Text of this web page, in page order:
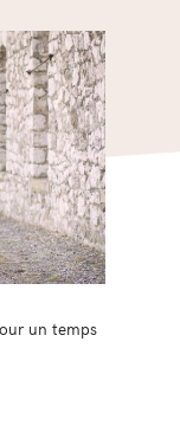
un temps